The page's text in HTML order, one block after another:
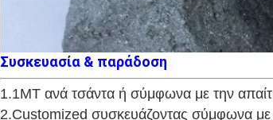
Συσκευασία & παράδοση
1.1MT ανά τσάντα ή σύμφωνα με την
2.Customized συσκευάζοντας σύμφωνα με